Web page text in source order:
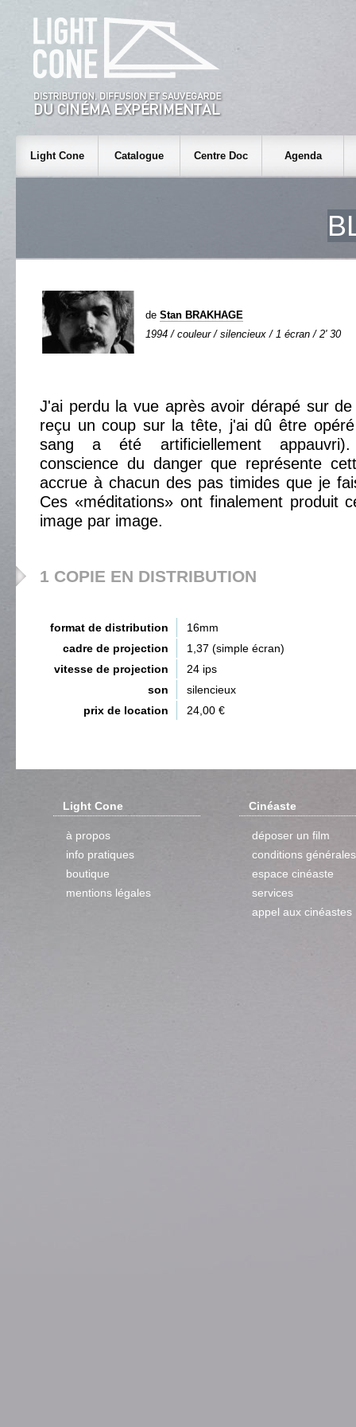
Light Cone Catalogue Centre Doc Agenda
de Stan BRAKHAGE
1994 / couleur / silencieux / 1 écran / 2' 30
J'ai perdu la vue après avoir dérapé sur
reçu un coup sur la tête, j'ai dû être
sang a été artificiellement
conscience du danger que représente
accrue à chacun des pas timides que je
Ces «méditations» ont finalement produit
image par image.
1 COPIE EN DISTRIBUTION
format de distribution
16mm
cadre de projection
1,37 (simple écran)
vitesse de projection
24 ips
son
silencieux
prix de location
24,00 €
Light Cone
à propos
info pratiques
boutique
mentions légales
Cinéaste
déposer un film
conditions générales
espace cinéaste
services
appel aux cinéastes